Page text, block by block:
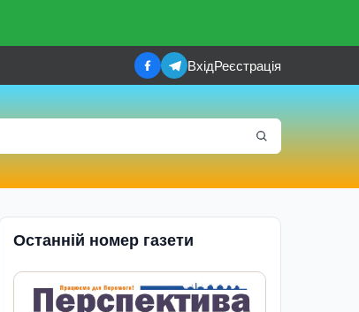
ВхідРеєстрація
Останній номер газети